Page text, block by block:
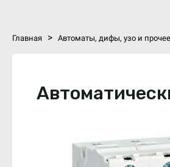
Главная > Автоматы, дифы, узо и